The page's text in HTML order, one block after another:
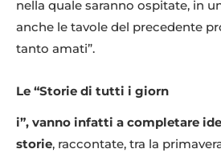
nella quale saranno ospitate, in
anche le tavole del precedente
tanto amati”.
Le “Storie di tutti i giorn
i”, vanno infatti a completare
storie, raccontate, tra la